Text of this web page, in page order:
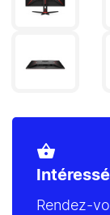
shopping_basket
Rendez-